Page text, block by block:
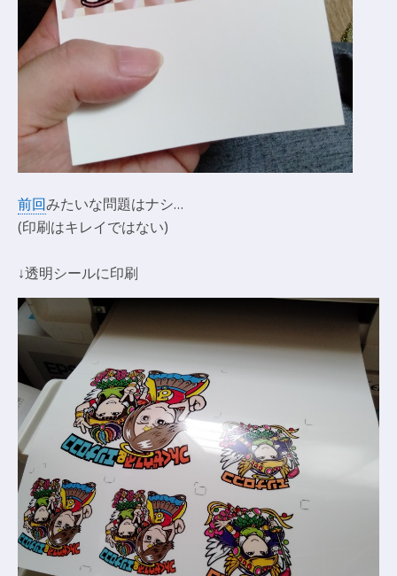
前回みたいな問題はナシ…
(印刷はキレイではない)
↓透明シールに印刷